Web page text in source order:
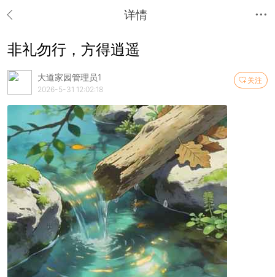
详情
非礼勿行，方得逍遥
关注
大道家园管理员1
2026-5-31 12:02:18